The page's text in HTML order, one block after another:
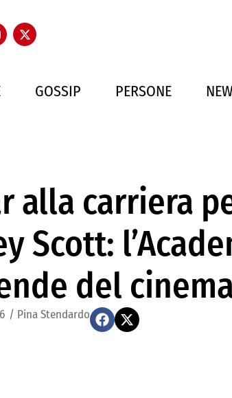
GOSSIP PERSONE
alla carriera
Scott:
del
/ Pina Stendardo